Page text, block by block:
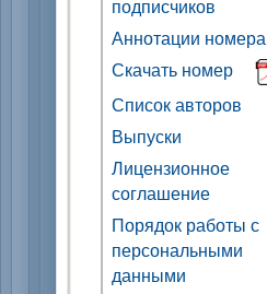
подписчиков
Аннотации номера
Скачать номер
Список авторов
Выпуски
Лицензионное
соглашение
Порядок работы с
персональными
данными